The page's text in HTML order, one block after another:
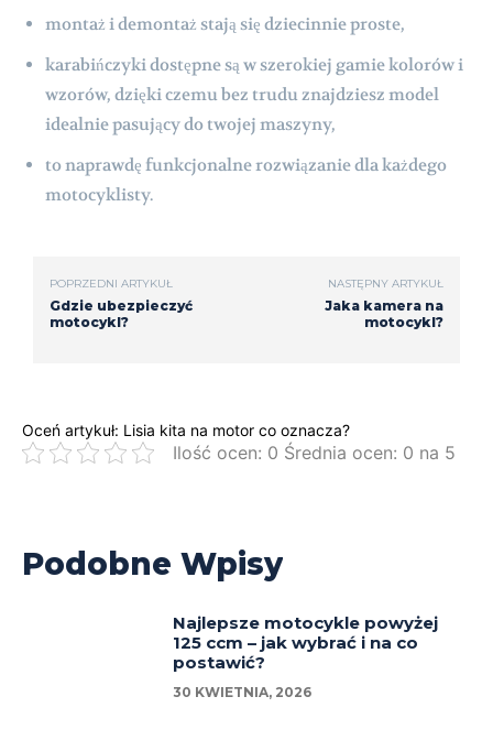
montaż i demontaż stają się dziecinnie proste,
karabińczyki dostępne są w szerokiej gamie kolorów i
wzorów, dzięki czemu bez trudu znajdziesz model
idealnie pasujący do twojej maszyny,
to naprawdę funkcjonalne rozwiązanie dla każdego
motocyklisty.
POPRZEDNI ARTYKUŁ
Gdzie ubezpieczyć
motocykl?
NASTĘPNY ARTYKUŁ
Jaka kamera na
motocykl?
Oceń artykuł: Lisia kita na motor co oznacza?
Ilość ocen: 0 Średnia ocen: 0 na 5
Podobne Wpisy
Najlepsze motocykle powyżej
125 ccm – jak wybrać i na co
postawić?
30 KWIETNIA, 2026